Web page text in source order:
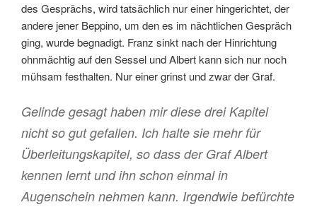
des Gesprächs, wird tatsächlich nur einer hingerichtet, der
andere jener Beppino, um den es im nächtlichen Gespräch
ging, wurde begnadigt. Franz sinkt nach der Hinrichtung
ohnmächtig auf den Sessel und Albert kann sich nur noch
mühsam festhalten. Nur einer grinst und zwar der Graf.
Gelinde gesagt haben mir diese drei Kapitel
nicht so gut gefallen. Ich halte sie mehr für
Überleitungskapitel, so dass der Graf Albert
kennen lernt und ihn schon einmal in
Augenschein nehmen kann. Irgendwie befürchte